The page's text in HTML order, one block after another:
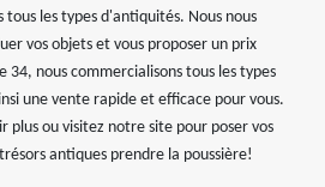
tous les types d'antiquités. Nous nous
vos objets et vous proposer un prix
34, nous commercialisons tous les types
une vente rapide et efficace pour vous.
plus ou visitez notre site pour poser vos
antiques prendre la poussière!